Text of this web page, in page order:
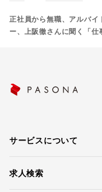
正社員から無職、アルバ
ー、上阪徹さんに聞く「仕
サービスについて
求人検索